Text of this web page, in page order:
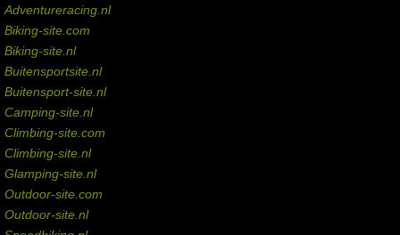
Adventureracing.nl
Biking-site.com
Biking-site.nl
Buitensportsite.nl
Buitensport-site.nl
Camping-site.nl
Climbing-site.com
Climbing-site.nl
Glamping-site.nl
Outdoor-site.com
Outdoor-site.nl